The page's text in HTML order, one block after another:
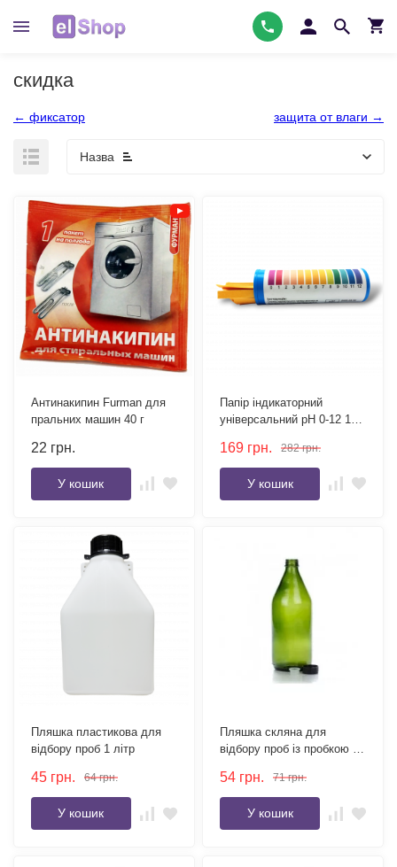
скидка
защита от влаги →
← фиксатор
Назва
Антинакипин Furman для
пральних машин 40 г
22 грн.
У кошик
Папір індикаторний
універсальний pH 0-12 100
169 грн. 282 грн.
У кошик
Пляшка пластикова для
відбору проб 1 літр
45 грн. 64 грн.
У кошик
Пляшка скляна для
відбору проб із пробкою та
54 грн. 71 грн.
У кошик